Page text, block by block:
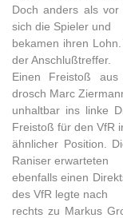
Doch anders als vor
sich die Spieler und
bekamen ihren
der Anschlußtreffer.
Einen Freistoß
drosch Marc
unhaltbar ins linke
Freistoß für den VfR
ähnlicher Position.
Raniser erwarteten
ebenfalls einen
des VfR legte nach
rechts zu Markus